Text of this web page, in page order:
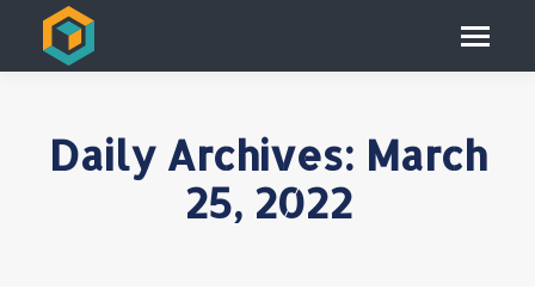
Daily Archives: March
25, 2022